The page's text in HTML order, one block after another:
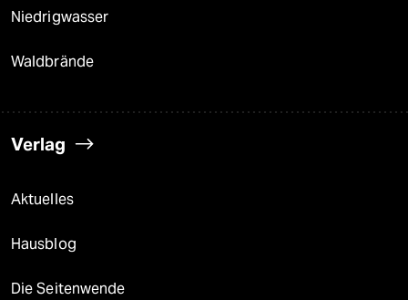
Niedrigwasser
Waldbrände
Verlag
Aktuelles
Hausblog
Die Seitenwende